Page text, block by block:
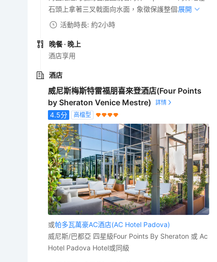
石頭上拿著三叉戟面向水面，象徵保護整個城鎮。
展開
活動時長: 約2小時
晚餐 · 晚上
酒店享用
酒店
威尼斯梅斯特雷福朋喜來登酒店(Four Points
by Sheraton Venice Mestre)
4.5分 高檔型
或帕多瓦萬豪AC酒店(AC Hotel Padova)
威尼斯/巴都亞 四星級Four Points By Sheraton 或 Ac
Hotel Padova Hotel或同級